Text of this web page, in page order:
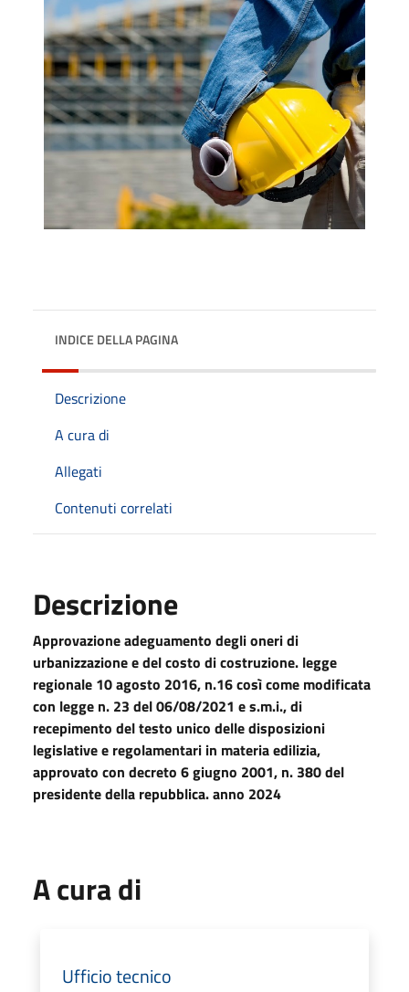
INDICE DELLA PAGINA
Descrizione
A cura di
Allegati
Contenuti correlati
Descrizione
Approvazione adeguamento degli oneri di
urbanizzazione edel costo di costruzione. legge
regionale 10 agosto 2016, n.16così come modificata
con legge n. 23 del 06/08/2021 e s.m.i., di
recepimento del testo unico delle disposizioni
legislative e regolamentari in materia edilizia,
approvato con decreto 6giugno 2001, n. 380 del
presidente della repubblica. anno 2024
A cura di
Ufficio tecnico